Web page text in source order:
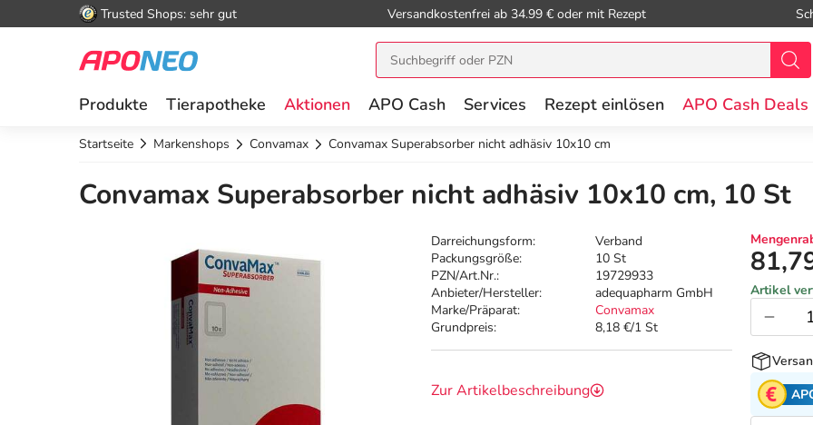
Trusted Shops: sehr gut Versandkostenfrei ab 34.99 € oder mit Rezept
Produkte Tierapotheke Aktionen APO Cash Services Rezept einlösen APO Cash Deals
Startseite Markenshops Convamax Convamax Superabsorber nicht adhäsiv 10x10 cm
Convamax Superabsorber nicht adhäsiv 10x10 cm, 10 St
Darreichungsform:
Verband
Packungsgröße:
10 St
PZN/Art.Nr.:
19729933
Anbieter/Hersteller:
adequapharm GmbH
Marke/Präparat:
Convamax
Grundpreis:
8,18 €/1 St
Zur Artikelbeschreibung
Artikel